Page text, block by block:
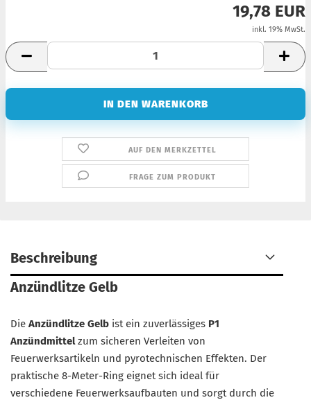
19,78 EUR
inkl. 19% MwSt.
AUF DEN MERKZETTEL
FRAGE ZUM PRODUKT
Beschreibung
Anzündlitze Gelb
Die Anzündlitze Gelb ist ein zuverlässiges P1
Anzündmittelzum sicheren Verleiten von
Feuerwerksartikeln und pyrotechnischen Effekten. Der
praktische 8-Meter-Ring eignet sich ideal für
verschiedene Feuerwerksaufbauten und sorgt durch die